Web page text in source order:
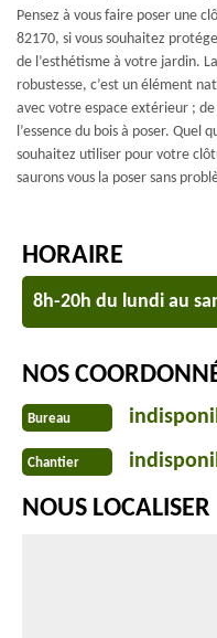
Pensez à vous faire poser une
82170, si vous souhaitez
de l’esthétisme à votre jardin.
robustesse, c’est un élément
avec votre espace extérieur ;
l’essence du bois à poser. Quel
souhaitez utiliser pour votre
saurons vous la poser sans
HORAIRE
8h-20h du lundi au
NOS
Bureau
Chantier
NOUS LOCALISER